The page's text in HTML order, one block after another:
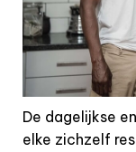
De dagelijkse
elke zichzelf